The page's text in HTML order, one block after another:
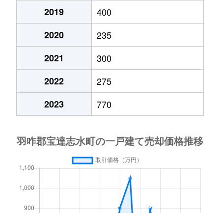
2019
400
2020
235
2021
300
2022
275
2023
770